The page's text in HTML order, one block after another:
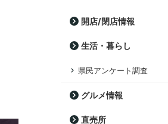
開店/閉店情報
生活・暮らし
県民アンケート調査
グルメ情報
直売所